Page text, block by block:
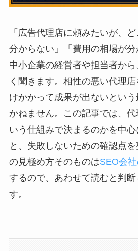
「広告代理店に頼みたいが、
分からない」「費用の相場が分
中小企業の経営者や担当者か
く聞きます。相性の悪い代理
けかかって成果が出ないとい
かねません。この記事では、
いう仕組みで決まるのかを中
と、失敗しないための確認点
の見極め方そのものはSEO会
するので、あわせて読むと判断
す。